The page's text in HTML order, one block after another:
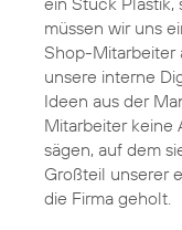
müssen wir uns
Shop-Mitarbeiter
unsere interne
Ideen aus der
Mitarbeiter keine
sägen, auf dem
Großteil unserer
die Firma geholt.